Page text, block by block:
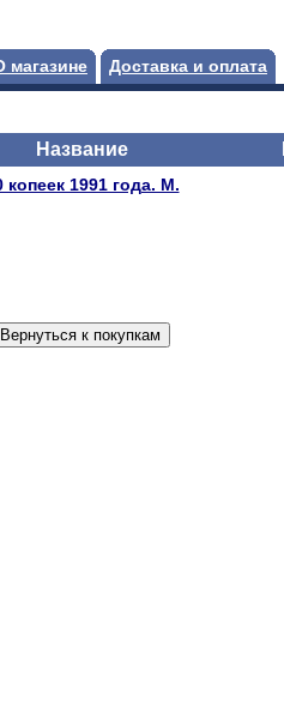
магазине Доставка и оплата
Название
копеек 1991 года. М.